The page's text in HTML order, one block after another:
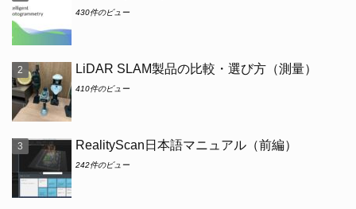
430件のビュー
LiDAR SLAM製品の比較・選び方（測量）
410件のビュー
RealityScan日本語マニュアル（前編）
242件のビュー